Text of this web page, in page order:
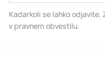
Kadarkoli se lahko
v pravnem obvestilu.